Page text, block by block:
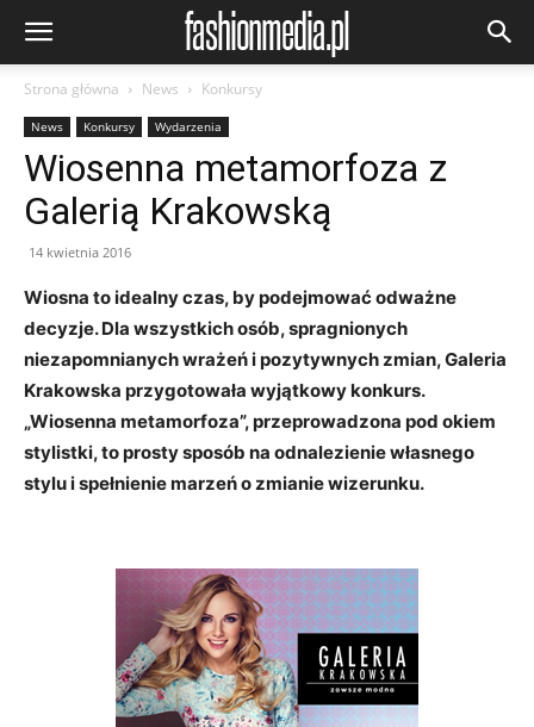
Strona główna News Konkursy
News Konkursy Wydarzenia
Wiosenna metamorfoza z
Galerią Krakowską
14 kwietnia 2016
Wiosna to idealny czas, by podejmować odważne
decyzje. Dla wszystkich osób, spragnionych
niezapomnianych wrażeń i pozytywnych zmian, Galeria
Krakowska przygotowała wyjątkowy konkurs.
„Wiosenna metamorfoza”, przeprowadzona pod okiem
stylistki, to prosty sposób na odnalezienie własnego
stylu i spełnienie marzeń o zmianie wizerunku.